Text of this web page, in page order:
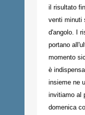
il risultato
venti minuti
d'angolo. I
portano
momento
è
insieme ne
invitiamo al
domenica